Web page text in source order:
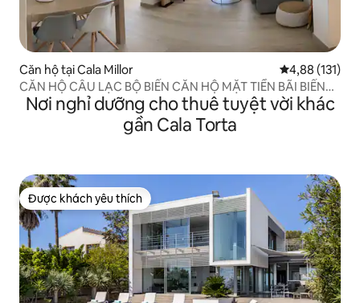
Căn hộ tại Cala Millor Xếp hạng
4,88 (131)
CĂN HỘ CÂU LẠC BỘ BIỂN CĂN HỘ MẶT TIỀN BÃI BIỂN
MỚI
Nơi nghỉ dưỡng cho thuê tuyệt vời khác
gần Cala Torta
Được khách yêu thích
Được khách yêu thích